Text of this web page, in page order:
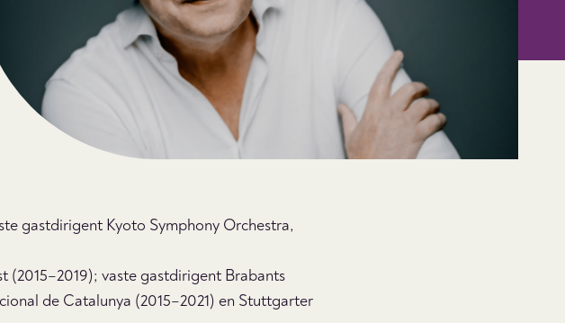
gastdirigent Kyoto Symphony Orchestra,
(2015–2019); vaste gastdirigent Brabants
de Catalunya (2015–2021) en Stuttgarter